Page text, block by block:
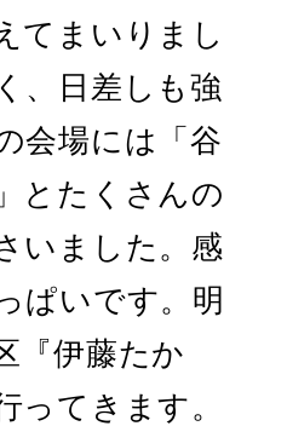
てまいりまし
、日差しも強
会場には「谷
とたくさんの
いました。感
ぱいです。明
『伊藤たか
ってきます。